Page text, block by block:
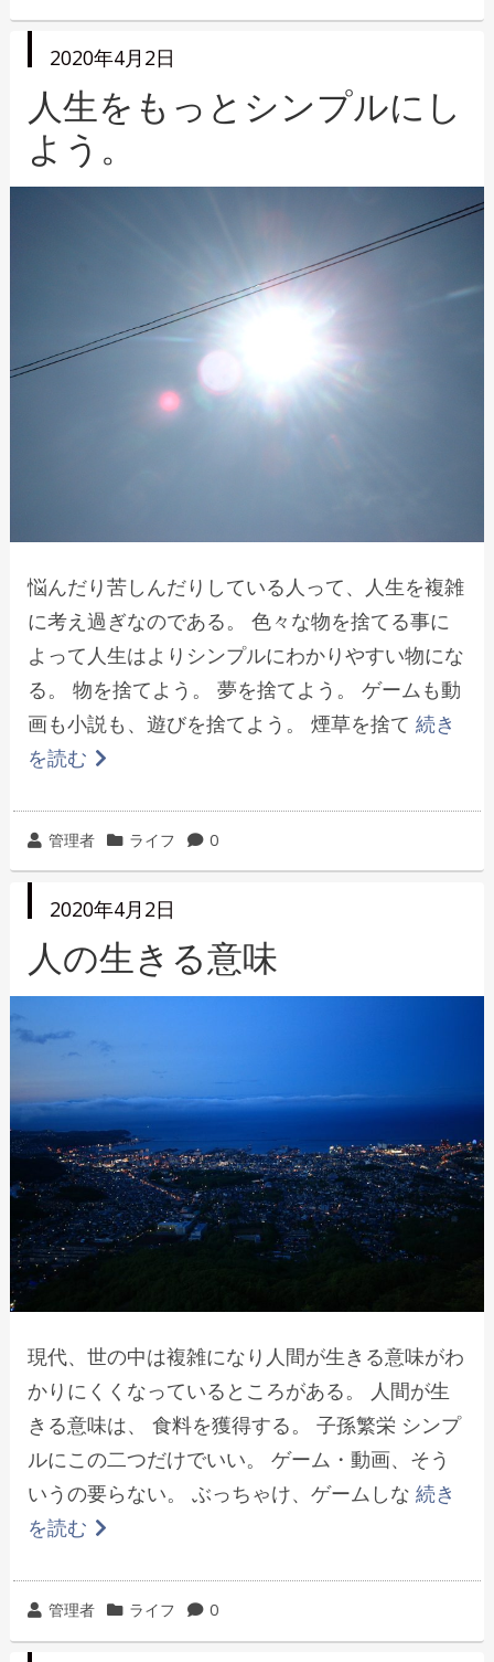
リ
投
2020年4月2日
人生をもっとシンプルにし
よう。
悩んだり苦しんだりしている人って、人生を複雑
に考え過ぎなのである。 色々な物を捨てる事に
よって人生はよりシンプルにわかりやすい物にな
る。 物を捨てよう。 夢を捨てよう。 ゲームも動
画も小説も、遊びを捨てよう。 煙草を捨て 続き
を読む
投
稿
管理者
カ
テ
リ
ー
ライフ 0
投
2020年4月2日
人の生きる意味
現代、世の中は複雑になり人間が生きる意味がわ
かりにくくなっているところがある。 人間が生
きる意味は、 食料を獲得する。 子孫繁栄 シンプ
ルにこの二つだけでいい。 ゲーム・動画、そう
いうの要らない。 ぶっちゃけ、ゲームしな 続き
を読む
投管理者
カライフ 0